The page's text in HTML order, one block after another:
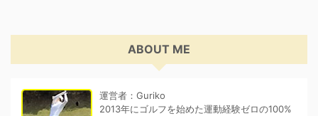
ABOUT ME
運営者：Guriko
2013年にゴルフを始めた運動経験ゼロの100%